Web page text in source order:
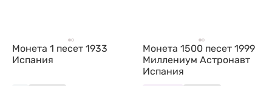
Монета 1 песет 1933
Испания
Монета 1500 песет 1999
Миллениум Астронавт
Испания